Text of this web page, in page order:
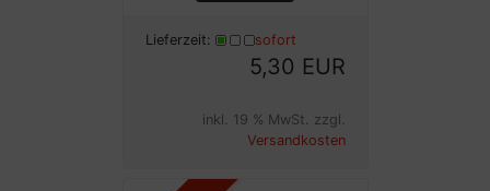
Lieferzeit: sofort
5,30 EUR
inkl. 19 % MwSt. zzgl.
Versandkosten